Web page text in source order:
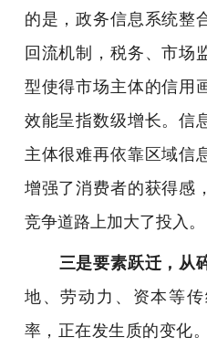
的是，政务信息系统整
回流机制，税务、市场
型使得市场主体的信用
效能呈指数级增长。信
主体很难再依靠区域信
增强了消费者的获得感
竞争道路上加大了投入。
三是要素跃迁，从
地、劳动力、资本等
率，正在发生质的变化